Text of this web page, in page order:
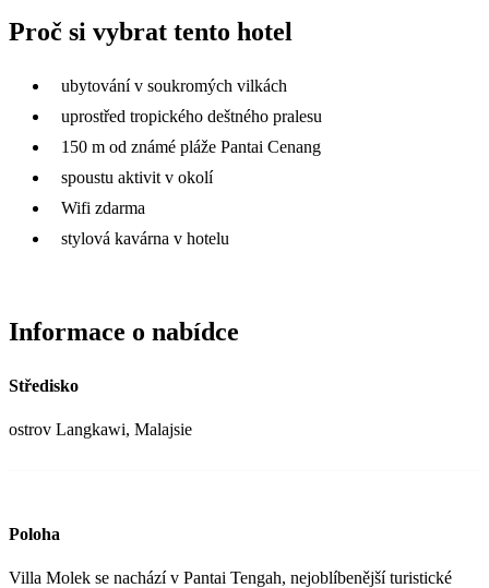
37 089 37 859
Proč si vybrat tento hotel
ubytování v soukromých vilkách
uprostřed tropického deštného pralesu
150 m od známé pláže Pantai Cenang
spoustu aktivit v okolí
Wifi zdarma
stylová kavárna v hotelu
Informace o nabídce
Středisko
ostrov Langkawi, Malajsie
Poloha
Villa Molek se nachází v Pantai Tengah, nejoblíbenější turistické